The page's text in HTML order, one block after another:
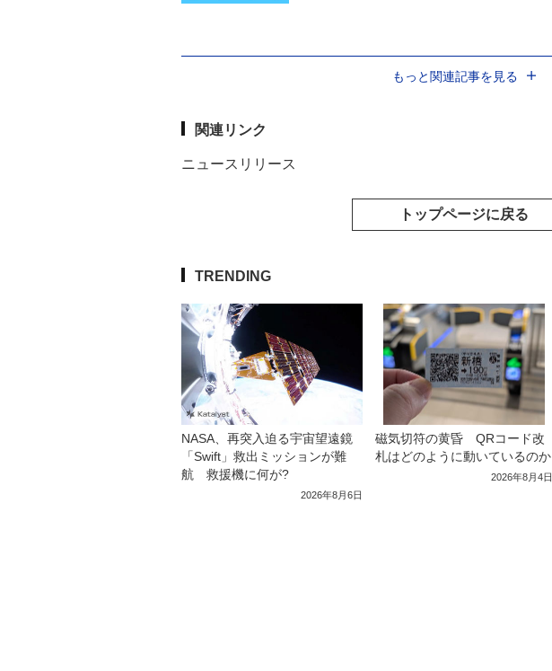
もっと関連記事を見る
関連リンク
ニュースリリース
トップページに戻る
TRENDING
NASA、再突入迫る宇宙望遠鏡
「Swift」救出ミッションが難
航 救援機に何が?
2026年8月6日
磁気切符の黄昏 QRコード改
札はどのように動いているのか
2026年8月4日